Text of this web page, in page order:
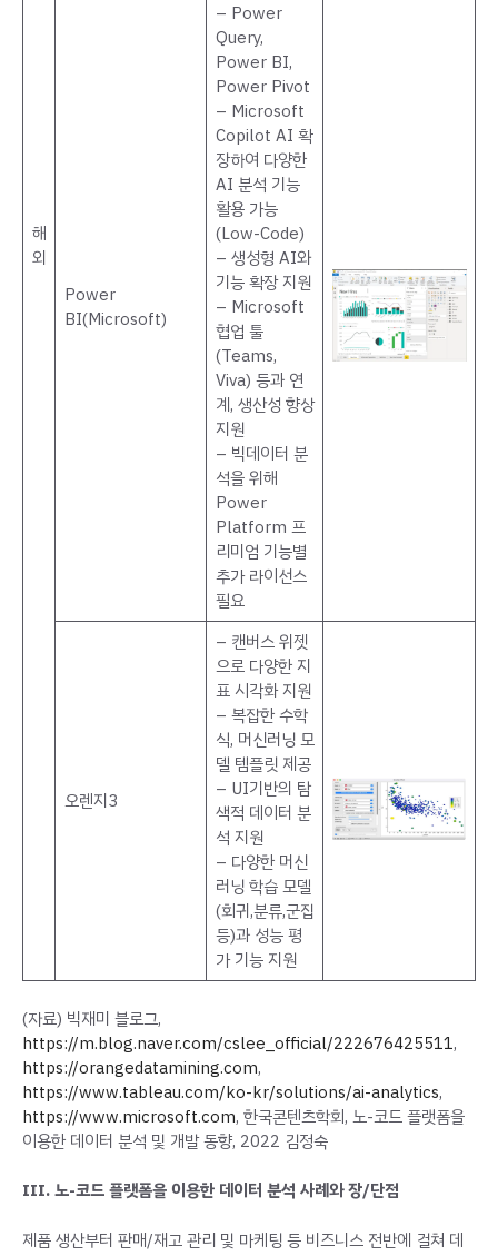
해
외
Power
BI(Microsoft)
– Power
Query,
Power BI,
Power Pivot
– Microsoft
Copilot AI 확
장하여 다양한
AI 분석 기능
활용 가능
(Low-Code)
– 생성형 AI와
기능 확장 지원
– Microsoft
협업 툴
(Teams,
Viva) 등과 연
계, 생산성 향상
지원
– 빅데이터 분
석을 위해
Power
Platform 프
리미엄 기능별
추가 라이선스
필요
오렌지3
– 캔버스 위젯
으로 다양한 지
표 시각화 지원
– 복잡한 수학
식, 머신러닝 모
델 템플릿 제공
– UI기반의 탐
색적 데이터 분
석 지원
– 다양한 머신
러닝 학습 모델
(회귀,분류,군집
등)과 성능 평
가 기능 지원
(자료) 빅재미 블로그,
https://m.blog.naver.com/cslee_official/222676425511,
https://orangedatamining.com,
https://www.tableau.com/ko-kr/solutions/ai-analytics,
https://www.microsoft.com, 한국콘텐츠학회, 노-코드 플랫폼을
이용한 데이터 분석 및 개발 동향, 2022 김정숙
III. 노-코드 플랫폼을 이용한 데이터 분석 사례와 장/단점
제품 생산부터 판매/재고 관리 및 마케팅 등 비즈니스 전반에 걸쳐 데